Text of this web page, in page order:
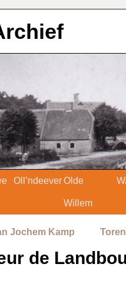
Oll’ndeeverOlde
Willem
Jochem Kamp
de